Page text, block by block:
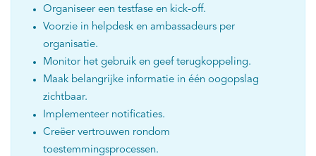
Organiseer een testfase en kick-off.
Voorzie in helpdesk en ambassadeurs per
organisatie.
Monitor het gebruik en geef terugkoppeling.
Maak belangrijke informatie in één oogopslag
zichtbaar.
Implementeer notificaties.
Creëer vertrouwen rondom
toestemmingsprocessen.